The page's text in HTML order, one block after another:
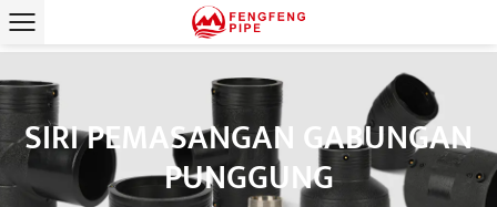
SIRI PEMASANGAN GABUNGAN
PUNGGUNG